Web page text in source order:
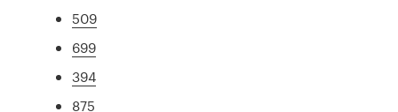
509
699
394
875